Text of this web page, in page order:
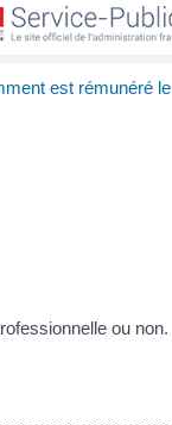
est rémunéré le
ou non.